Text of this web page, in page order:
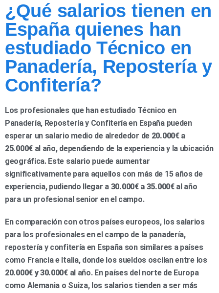
¿Qué salarios tienen en
España quienes han
estudiado Técnico en
Panadería, Repostería y
Confitería?
Los profesionales que han estudiado Técnico en
Panadería, Repostería y Confitería en España pueden
esperar un salario medio de alrededor de 20.000€ a
25.000€al año, dependiendo de la experiencia y la ubicación
geográfica. Este salario puede aumentar
significativamente para aquellos con más de 15 años de
experiencia, pudiendo llegar a 30.000€ a 35.000€al año
para un profesional senior en el campo.
En comparación con otros países europeos, los salarios
para los profesionales en el campo de la panadería,
repostería y confitería en España son similares a países
como Francia e Italia, donde los sueldos oscilan entre los
20.000€ y 30.000€al año. En países del norte de Europa
como Alemania o Suiza, los salarios tienden a ser más